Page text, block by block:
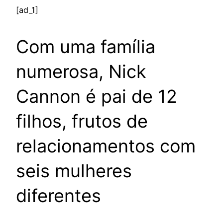
[ad_1]
Com uma família
numerosa, Nick
Cannon é pai de 12
filhos, frutos de
relacionamentos com
seis mulheres
diferentes